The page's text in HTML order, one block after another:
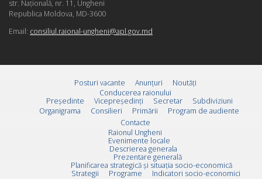
str. Naţională, nr. 11, Ungheni
Republica Moldova, MD-3600
Email: consiliul.raional-ungheni@apl.gov.md
Posturi vacante Anunțuri
Noutăți
Conducerea raionului
Preşedinte
Vicepreşedinţi Secretar
Subdiviziuni
Organigrama
Consilieri Primării
Program de audiente
Contacte
Raionul Ungheni
Evenimente locale
Descrierea generala
Prezentare generală
Planificarea strategică și situația socio-economică
Strategii
Programe
Indicatori socio-economici